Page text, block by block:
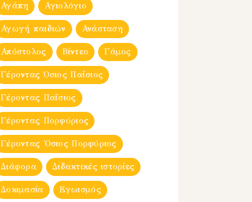
Αγάπη Αγιολόγιο
Αγωγή παιδιών Ανάσταση
Απόστολος Βίντεο Γάμος
Γέροντας Όσιος Παΐσιος
Γέροντας Παΐσιος
Γέροντας Πορφύριος
Γέροντας Ὀσιος Πορφύριος
Διάφορα Διδακτικές ιστορίες
Δοκιμασία Εγωισμός